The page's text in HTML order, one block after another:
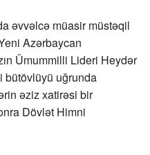
əvvəlcə müasir müstəqil
Azərbaycan
Ümummilli Lideri Heydər
bütövlüyü uğrunda
əziz xatirəsi bir
Dövlət Himni